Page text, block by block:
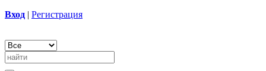
Вход | Регистрация